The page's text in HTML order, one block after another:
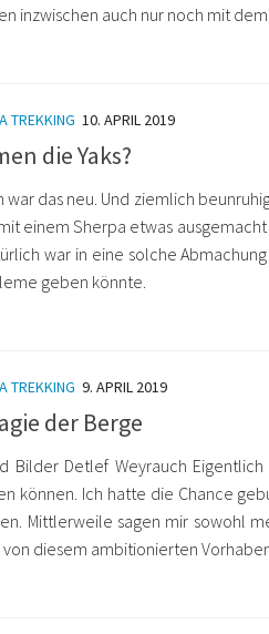
inzwischen auch nur noch mit dem
TREKKING 10. APRIL 2019
die Yaks?
war das neu. Und ziemlich
einem Sherpa etwas
war in eine solche
geben könnte.
TREKKING 9. APRIL 2019
der Berge
Bilder Detlef Weyrauch
können. Ich hatte die Chance
Mittlerweile sagen mir sowohl
von diesem ambitionierten